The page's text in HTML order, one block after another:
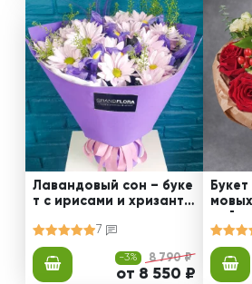
Лавандовый сон – буке
т с ирисами и хризанте
7
-3% 8 790 ₽
от 8 550 ₽